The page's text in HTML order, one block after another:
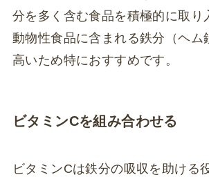
分を多く含む食品を積極的に取り
動物性食品に含まれる鉄分（ヘム
高いため特におすすめです。
ビタミンCを組み合わせる
ビタミンCは鉄分の吸収を助ける